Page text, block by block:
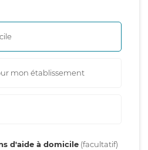
mon établissement
d'aide à domicile